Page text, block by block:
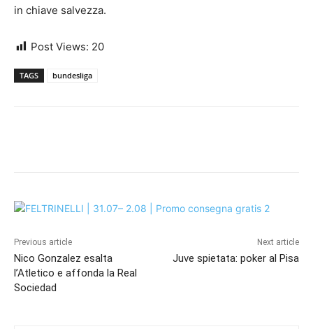
in chiave salvezza.
Post Views: 20
TAGS bundesliga
Previous article
Nico Gonzalez esalta
l’Atletico e affonda la Real
Sociedad
Next article
Juve spietata: poker al Pisa